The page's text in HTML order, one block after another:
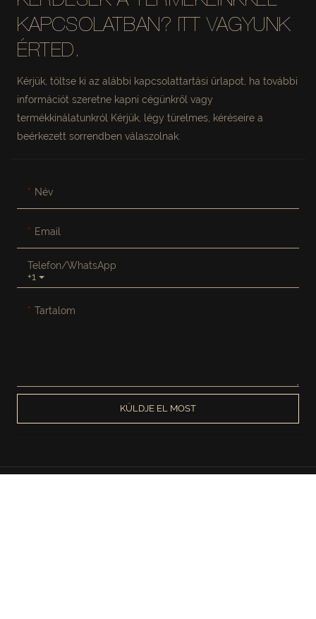
KAPCSOLATBAN? ITT VAGYUNK
ÉRTED.
Kérjük, töltse ki az alábbi kapcsolattartási űrlapot, ha további
információt szeretne kapni cégünkről vagy
termékkínálatunkról Kérjük, légy türelmes, kéréseire a
beérkezett sorrendben válaszolnak.
Név
Email
+1
Telefon/WhatsApp
Tartalom
KÜLDJE EL MOST